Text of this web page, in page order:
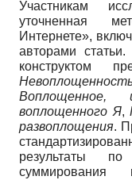
Участникам
уточненная
Интернете»,
авторами статьи.
конструктом
Воплощенное,
воплощенного Я,
развоплощения.
результаты